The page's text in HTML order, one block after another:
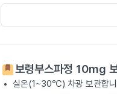
보령부스파정 10mg
실온(1~30℃) 차광 보관합